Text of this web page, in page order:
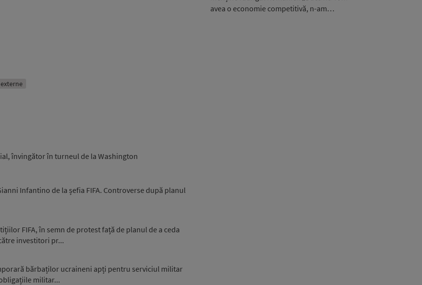
învingător în turneul de la Washington
Infantino de la șefia FIFA. Controverse după planul
FIFA, în semn de protest față de planul de a ceda
investitori pr...
bărbaților ucraineni apți pentru serviciul militar
militar...
avea o economie competitivă, n-am…